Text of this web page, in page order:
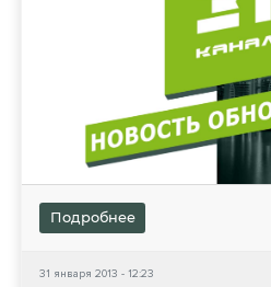
Подробнее
31 января 2013 - 12:23